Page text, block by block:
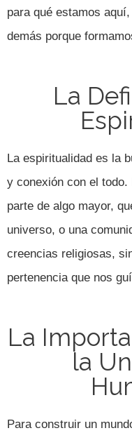
para qué estamos
demás porque
La
La espiritualidad es la
y conexión con el
parte de algo mayor,
universo, o una
creencias religiosas,
pertenencia que nos
La
la
Para construir un